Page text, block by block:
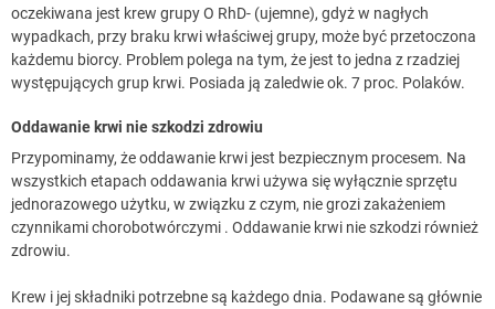
oczekiwana jest krew grupy O RhD- (ujemne), gdyż w nagłych
wypadkach, przy braku krwi właściwej grupy, może być przetoczona
każdemu biorcy. Problem polega na tym, że jest to jedna z rzadziej
występujących grup krwi. Posiada ją zaledwie ok. 7 proc. Polaków.
Oddawanie krwi nie szkodzi zdrowiu
Przypominamy, że oddawanie krwi jest bezpiecznym procesem. Na
wszystkich etapach oddawania krwi używa się wyłącznie sprzętu
jednorazowego użytku, w związku z czym, nie grozi zakażeniem
czynnikami chorobotwórczymi . Oddawanie krwi nie szkodzi również
zdrowiu.
Krew i jej składniki potrzebne są każdego dnia. Podawane są głównie